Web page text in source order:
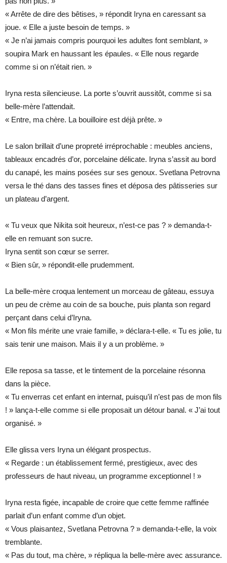
« Arrête de dire des bêtises, » répondit Iryna en caressant sa
joue. « Elle a juste besoin de temps. »
« Je n’ai jamais compris pourquoi les adultes font semblant, »
soupira Mark en haussant les épaules. « Elle nous regarde
comme si on n’était rien. »
Iryna resta silencieuse. La porte s’ouvrit aussitôt, comme si sa
belle-mère l’attendait.
« Entre, ma chère. La bouilloire est déjà prête. »
Le salon brillait d’une propreté irréprochable : meubles anciens,
tableaux encadrés d’or, porcelaine délicate. Iryna s’assit au bord
du canapé, les mains posées sur ses genoux. Svetlana Petrovna
versa le thé dans des tasses fines et déposa des pâtisseries sur
un plateau d’argent.
« Tu veux que Nikita soit heureux, n’est-ce pas ? » demanda-t-
elle en remuant son sucre.
Iryna sentit son cœur se serrer.
« Bien sûr, » répondit-elle prudemment.
La belle-mère croqua lentement un morceau de gâteau, essuya
un peu de crème au coin de sa bouche, puis planta son regard
perçant dans celui d’Iryna.
« Mon fils mérite une vraie famille, » déclara-t-elle. « Tu es jolie, tu
sais tenir une maison. Mais il y a un problème. »
Elle reposa sa tasse, et le tintement de la porcelaine résonna
dans la pièce.
« Tu enverras cet enfant en internat, puisqu’il n’est pas de mon fils
! » lança-t-elle comme si elle proposait un détour banal. « J’ai tout
organisé. »
Elle glissa vers Iryna un élégant prospectus.
« Regarde : un établissement fermé, prestigieux, avec des
professeurs de haut niveau, un programme exceptionnel ! »
Iryna resta figée, incapable de croire que cette femme raffinée
parlait d’un enfant comme d’un objet.
« Vous plaisantez, Svetlana Petrovna ? » demanda-t-elle, la voix
tremblante.
« Pas du tout, ma chère, » répliqua la belle-mère avec assurance.